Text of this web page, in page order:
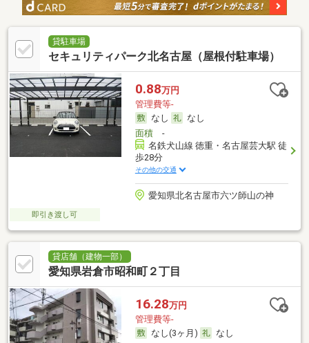
貸駐車場
セキュリティパーク北名古屋（屋根付駐車場）
0.88万円
管理費等-
なし
なし
面積-
名鉄犬山線 徳重・名古屋芸大駅 徒
歩28分
その他の交通
愛知県北名古屋市六ツ師山の神
即引き渡し可
貸店舗（建物一部）
愛知県岩倉市昭和町２丁目
16.28万円
管理費等-
なし(3ヶ月)
なし